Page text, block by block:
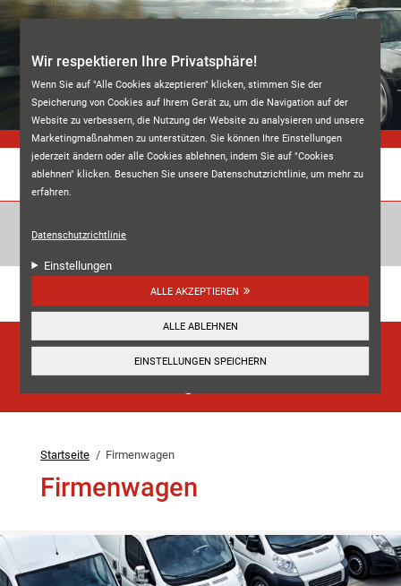
Wir respektieren Ihre Privatsphäre!
Wenn Sie auf "Alle Cookies akzeptieren" klicken, stimmen Sie der
Speicherung von Cookies auf Ihrem Gerät zu, um die Navigation auf der
Website zu verbessern, die Nutzung der Website zu analysieren und unsere
Marketingmaßnahmen zu unterstützen. Sie können Ihre Einstellungen
jederzeit ändern oder alle Cookies ablehnen, indem Sie auf "Cookies
ablehnen" klicken. Besuchen Sie unsere Datenschutzrichtlinie, um mehr zu
erfahren.
Datenschutzrichtlinie
Einstellungen
ALLE AKZEPTIEREN
ALLE ABLEHNEN
EINSTELLUNGEN SPEICHERN
Direkt zum Inhalt
BLOJA REIFENHANDEL GMBH
Unsere Kundenbewertungen:
HIER ANSEHEN
☰
Startseite Firmenwagen
Firmenwagen